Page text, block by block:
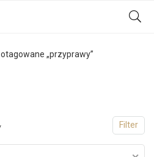
„przyprawy”
Filter